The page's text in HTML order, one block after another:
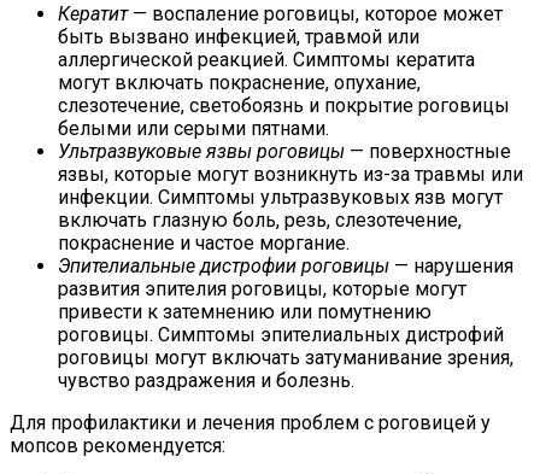
Кератит— воспаление роговицы, которое может
быть вызвано инфекцией, травмой или
аллергической реакцией. Симптомы кератита
могут включать покраснение, опухание,
слезотечение, светобоязнь и покрытие роговицы
белыми или серыми пятнами.
Ультразвуковые язвы роговицы — поверхностные
язвы, которые могут возникнуть из-за травмы или
инфекции. Симптомы ультразвуковых язв могут
включать глазную боль, резь, слезотечение,
покраснение и частое моргание.
Эпителиальные дистрофии роговицы — нарушения
развития эпителия роговицы, которые могут
привести к затемнению или помутнению
роговицы. Симптомы эпителиальных дистрофий
роговицы могут включать затуманивание зрения,
чувство раздражения и болезнь.
Для профилактики и лечения проблем с роговицей у
мопсов рекомендуется: